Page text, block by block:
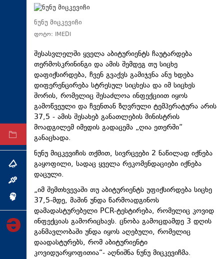
სამართალი
კულტურა
სპორტი
ტექნოლოგიები
ტაბლოიდი
არქივი
თემა
ინქვიზიცია
ნუნუ მიცკევიჩი
ფოტო: IMEDI
შესასვლელში ყველა აბიტურიენტს ჩაუტარდება
თერმოსკრინინგი და ამის შემდეგ თუ სიცხე
დაფიქსირდება, ჩვენ გვაქვს გამიჯვნა ანუ ხდება
დიფერენცირება სტრესულ სიცხესა და იმ სიცხეს
შორის, რომელიც შესაძლოა ინფექციით იყოს
გამოწვეული და ჩვენთან ზღვრული ტემპერატურა არის
37,5 - ამის შესახებ განათლების მინისტრის
მოადგილემ იმედის გადაცემა „ღია ეთერში“
განაცხადა.
ნუნუ მიცკევიჩის თქმით, სივრცეები 2 ნაწილად იქნება
გაყოფილი, სადაც ყველა რეკომენდაციები იქნება
დაცული.
„იმ შემთხვევაში თუ აბიტურიენტს უფიქსირდება სიცხე
37,5-მდე, მაშინ უნდა წარმოადგინოს
დამადასტურებელი PCR-ტესტირება, რომელიც კოვიდ
ინფექციას გამორიცხავს. ცნობა გამოცდამდე 3 დღის
განმავლობაში უნდა იყოს აღებული, რომელიც
დაადასტურებს, რომ აბიტურიენტი
კოვიდუარყოფითია“- აღნიშნა ნუნუ მიცკევიჩმა.